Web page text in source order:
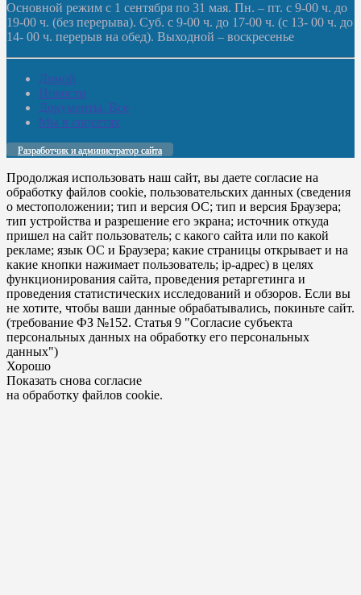
Основной режим с 1 сентября по 31 мая. Пн. – пт. с 9-00 ч. до
19-00 ч. (без перерыва). Суб. с 9-00 ч. до 17-00 ч. (с 13- 00 ч. до
14- 00 ч. перерыв на обед). Выходной – воскресенье
Домой
Новости
Документы. Все
Мы в соцсетях
Разработчик и администратор сайта
Продолжая использовать наш сайт, вы даете согласие на
обработку файлов cookie, пользовательских данных (сведения
о местоположении; тип и версия ОС; тип и версия Браузера;
тип устройства и разрешение его экрана; источник откуда
пришел на сайт пользователь; с какого сайта или по какой
рекламе; язык ОС и Браузера; какие страницы открывает и на
какие кнопки нажимает пользователь; ip-адрес) в целях
функционирования сайта, проведения ретаргетинга и
проведения статистических исследований и обзоров. Если вы
не хотите, чтобы ваши данные обрабатывались, покиньте сайт.
(требование ФЗ №152. Статья 9 "Согласие субъекта
персональных данных на обработку его персональных
данных")
Хорошо
Показать снова согласие
на обработку файлов cookie.